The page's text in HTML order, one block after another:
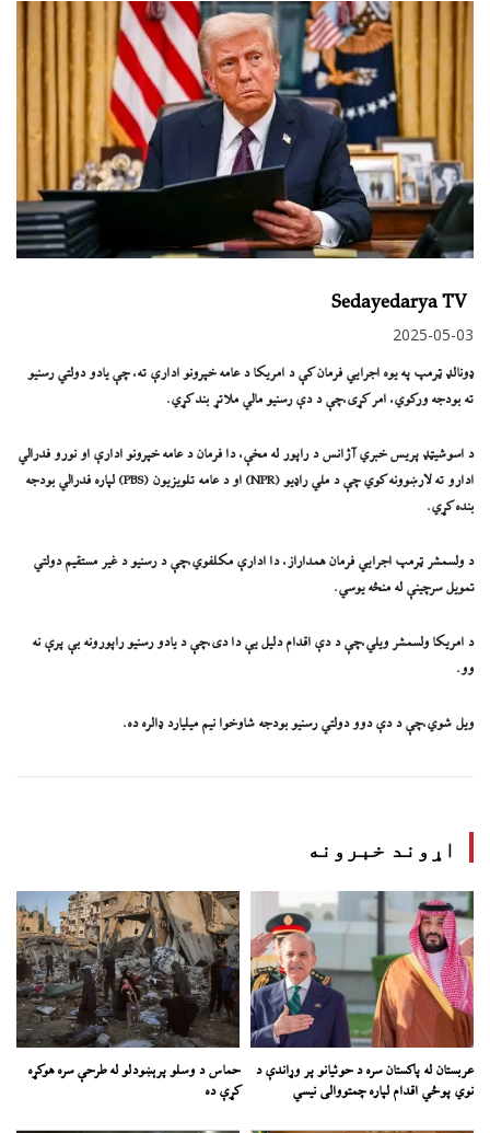
Sedayedarya TV
2025-05-03
ډونالډ ټرمپ په یوه اجرايي فرمان کې د امریکا د عامه خپرونو ادارې ته، چې یادو دولتي رسنیو
ته بودجه ورکوي، امر کړی،چې د دې رسنیو مالي ملاتړ بند کړي.
د اسوشیټډ پریس خبري آژانس د راپور له مخې، دا فرمان د عامه خپرونو ادارې او نورو فدرالي
ادارو ته لارښوونه کوي چې د ملي راډیو (NPR) او د عامه تلویزیون (PBS) لپاره فدرالي بودجه
بنده کړي.
د ولسمشر ټرمپ اجرايي فرمان همداراز، دا ادارې مکلفوي،چې د رسنیو د غیر مستقیم دولتي
تمویل سرچینې له منځه یوسي.
د امریکا ولسمشر ویلي،چې د دې اقدام دلیل یې دا دی،چې د یادو رسنیو راپورونه بې پرې نه
وو.
ویل شوي،چې د دې دوو دولتي رسنیو بودجه شاوخوا نیم میلیارد ډالره ده.
اړوند خبرونه
عربستان له پاکستان سره د حوثیانو پر وړاندې د
نوي پوځي اقدام لپاره چمتووالی نیسي
حماس د وسلو پرېښودلو له طرحې سره هوکړه
کړې ده